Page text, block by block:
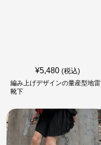
¥5,480 (税込)
編み上げデザインの量産型地雷
靴下